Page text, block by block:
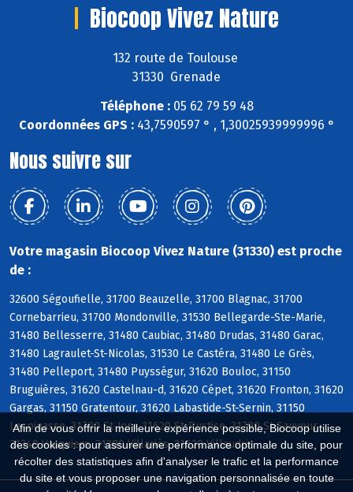
Afin de vous offrir la meilleure expérience possible, Biocoop utilise
des cookies : pour assurer une performance optimale du site, pour
récolter des statistiques afin d'analyser le trafic et la performance
du site et vous proposer une navigation personnalisée en toute
Biocoop Vivez Nature
132 route de Toulouse
31330 Grenade
Téléphone :05 62 79 59 48
Coordonnées GPS :43,7590597 ° , 1,30025939999996 °
Nous suivre sur
Votre magasin Biocoop Vivez Nature (31330) est proche
de :
32600 Ségoufielle, 31700 Beauzelle, 31700 Blagnac, 31700
Cornebarrieu, 31700 Mondonville, 31530 Bellegarde-Ste-Marie,
31480 Bellesserre, 31480 Caubiac, 31480 Drudas, 31480 Garac,
31480 Lagraulet-St-Nicolas, 31530 Le Castéra, 31480 Le Grès,
31480 Pelleport, 31480 Puysségur, 31620 Bouloc, 31150
Bruguières, 31620 Castelnau-d, 31620 Cépet, 31620 Fronton, 31620
Gargas, 31150 Gratentour, 31620 Labastide-St-Sernin, 31150
Lespinasse, 31790 St-Jory, 31620 St-Rustice, 31790 St-Sauveur,
31340 Vacquiers, 31380 Villariès, 31620 Villaudric